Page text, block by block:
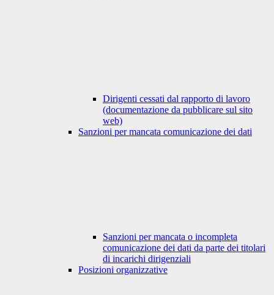
Dirigenti cessati dal rapporto di lavoro
(documentazione da pubblicare sul sito
web)
Sanzioni per mancata comunicazione dei dati
Sanzioni per mancata o incompleta
comunicazione dei dati da parte dei titolari
di incarichi dirigenziali
Posizioni organizzative